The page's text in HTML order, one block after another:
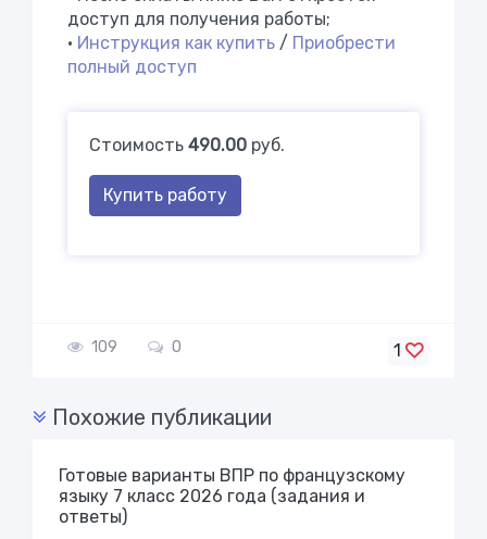
доступ для получения работы;
• Инструкция как купить / Приобрести
полный доступ
Стоимость 490.00 руб.
Купить работу
109 0 1
Похожие публикации
Готовые варианты ВПР по французскому
языку 7 класс 2026 года (задания и
ответы)